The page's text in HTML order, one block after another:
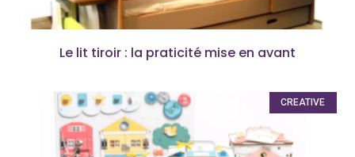
Le lit tiroir : la praticité mise en avant
CREATIVE